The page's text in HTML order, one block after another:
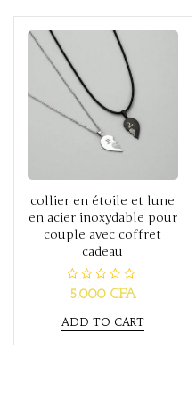
collier en étoile et lune
en acier inoxydable pour
couple avec coffret
cadeau
R
a
e
d
0
5.000 CFA
ADD TO CART